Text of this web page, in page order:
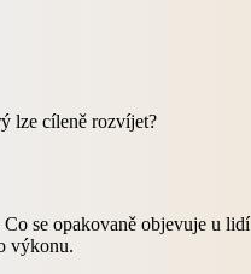
lze cíleně rozvíjet?
se opakovaně objevuje u
výkonu.